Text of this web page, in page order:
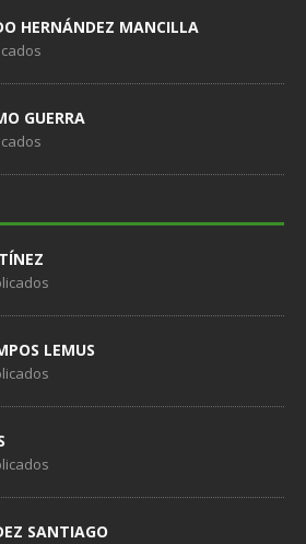
HERNÁNDEZ MANCILLA
GUERRA
LEMUS
SANTIAGO